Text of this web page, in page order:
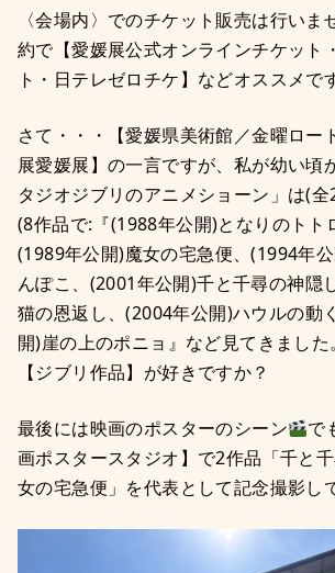
〈会場内〉でのチケット販売は行いま
約で【愛媛展公式オンラインチケット
ト・日テレゼロチケ】などオススメです
さて・・・【愛媛県美術館／金曜ロー
展愛媛展】の一言ですが、私が幼い頃
タジオジブリのアニメショーン」は(全
(8作品で:『(1988年公開)となりのトト
(1989年公開)魔女の宅急便、(1994年
んぽこ、(2001年公開)千と千尋の神隠
猫の恩返し、(2004年公開)ハウルの動
開)崖の上のポニョ』など見てきまし
【ジブリ作品】が好きですか？
最後には映画のポスターのシーン
で
画ポスタースタジオ】で2作品「千と
女の宅急便」を代表として記念撮影し